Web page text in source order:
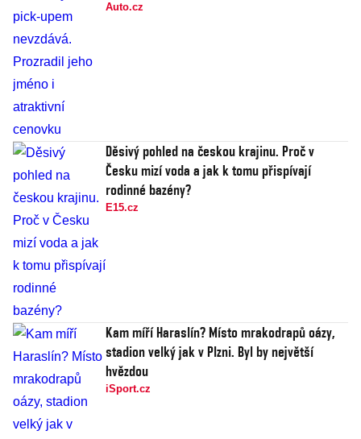
Auto.cz
Děsivý pohled na českou krajinu. Proč v
Česku mizí voda a jak k tomu přispívají
rodinné bazény?
E15.cz
Kam míří Haraslín? Místo mrakodrapů oázy,
stadion velký jak v Plzni. Byl by největší
hvězdou
iSport.cz